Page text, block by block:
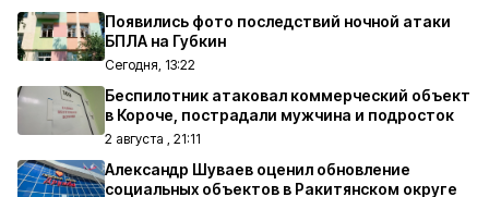
Появились фото последствий ночной атаки
БПЛА на Губкин
Сегодня, 13:22
Беспилотник атаковал коммерческий объект
в Короче, пострадали мужчина и подросток
2 августа , 21:11
Александр Шуваев оценил обновление
социальных объектов в Ракитянском округе